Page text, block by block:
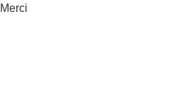
Merci